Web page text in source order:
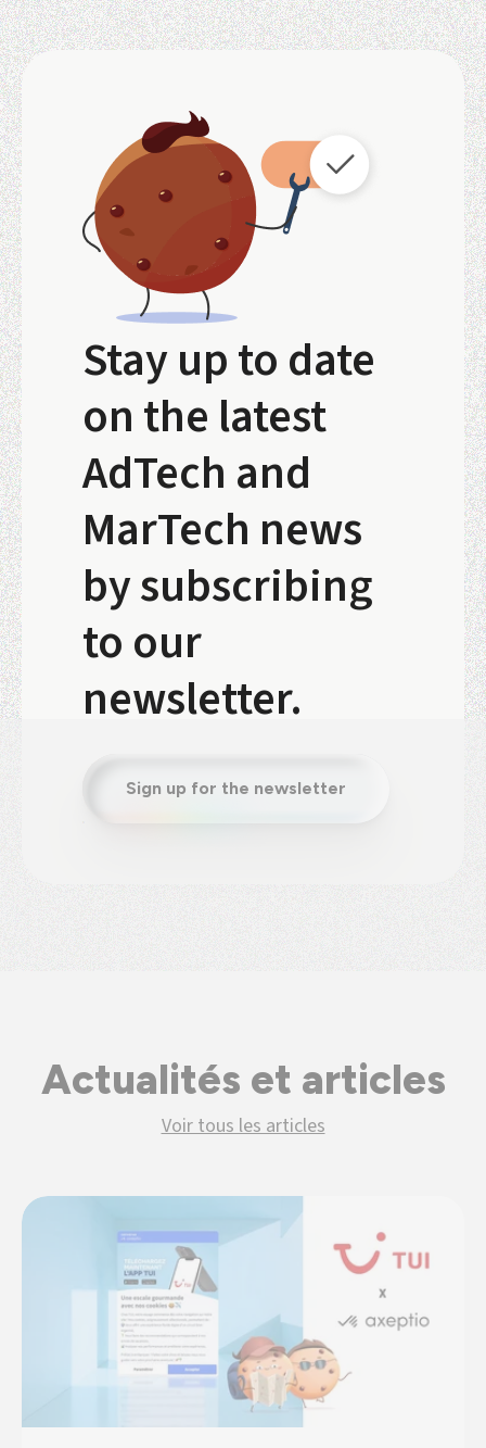
Stay up to date
on the latest
AdTech and
MarTech news
by subscribing
to our
newsletter.
Sign up for the newsletter
Actualités et articles
Voir tous les articles